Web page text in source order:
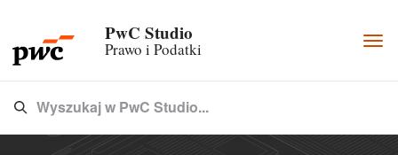
PwC Studio
Prawo i Podatki
Type 3 or more characters for results.
Wyszukaj w PwC Studio...